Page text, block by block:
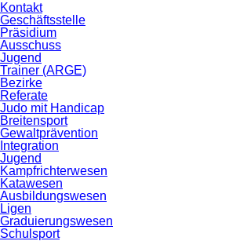
Kontakt
Geschäftsstelle
Präsidium
Ausschuss
Jugend
Trainer (ARGE)
Bezirke
Referate
Judo mit Handicap
Breitensport
Gewaltprävention
Integration
Jugend
Kampfrichterwesen
Katawesen
Ausbildungswesen
Ligen
Graduierungswesen
Schulsport